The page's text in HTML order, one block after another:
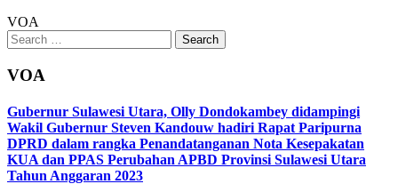
VOA
Search
for:
VOA
Gubernur Sulawesi Utara, Olly Dondokambey didampingi
Wakil Gubernur Steven Kandouw hadiri Rapat Paripurna
DPRD dalam rangka Penandatanganan Nota Kesepakatan
KUA dan PPAS Perubahan APBD Provinsi Sulawesi Utara
Tahun Anggaran 2023